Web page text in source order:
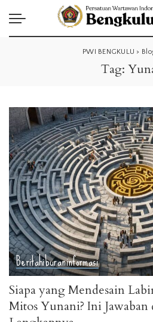
PWI BENGKULU >
Tag:
Beritahiburaninformasi
Siapa yang Mendesain
Mitos Yunani? Ini Jawaban